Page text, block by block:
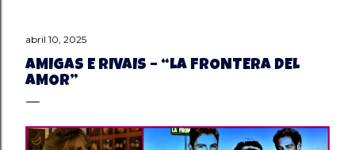
abril 10, 2025
AMIGAS E RIVAIS – “LA FRONTERA DEL
AMOR”